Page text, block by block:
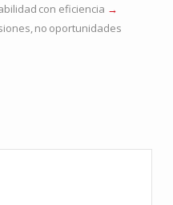
con eficiencia
no oportunidades